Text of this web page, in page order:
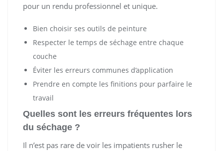
pour un rendu professionnel et unique.
Bien choisir ses outils de peinture
Respecter le temps de séchage entre chaque
couche
Éviter les erreurs communes d’application
Prendre en compte les finitions pour parfaire le
travail
Quelles sont les erreurs fréquentes lors
du séchage ?
Il n’est pas rare de voir les impatients rusher le